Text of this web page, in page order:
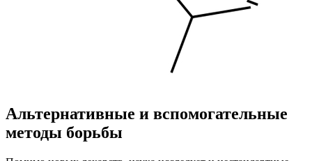
Альтернативные и вспомогательные
методы борьбы